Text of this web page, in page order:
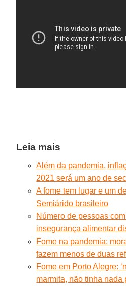
Leia mais
Além da pandemia,
2021 será um ano de
A fome tem lugar e um
Semiárido brasileiro
Número de pessoas
insegurança alimentar
Fome na pandemia:
fazem menos de duas
Fome em Porto Alegre:
marmita, não tinha nada